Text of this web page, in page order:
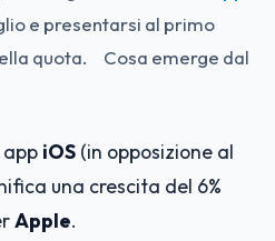
e presentarsi al primo
quota. Cosa emerge dal
app iOS (in opposizione al
una crescita del 6%
Apple.